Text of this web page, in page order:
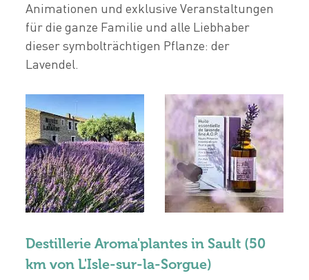
Animationen und exklusive Veranstaltungen
für die ganze Familie und alle Liebhaber
dieser symbolträchtigen Pflanze: der
Lavendel.
Destillerie Aroma'plantes in Sault (50
km von L'Isle-sur-la-Sorgue)